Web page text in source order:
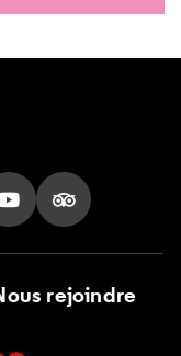
X
nous sur LinkedIn
Suivez nous sur
Suivez nous
rejoindre